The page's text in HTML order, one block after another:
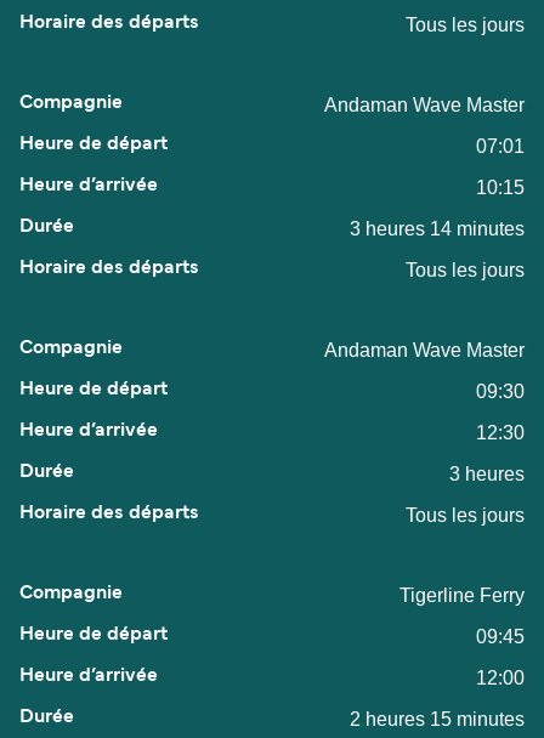
Tous les jours
Andaman Wave Master
07:01
10:15
3 heures 14 minutes
Tous les jours
Andaman Wave Master
09:30
12:30
3 heures
Tous les jours
Tigerline Ferry
09:45
12:00
2 heures 15 minutes